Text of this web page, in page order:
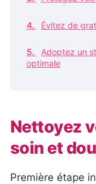
Évitez de
Adoptez un
optimale
Nettoyez
soin et
Première étape